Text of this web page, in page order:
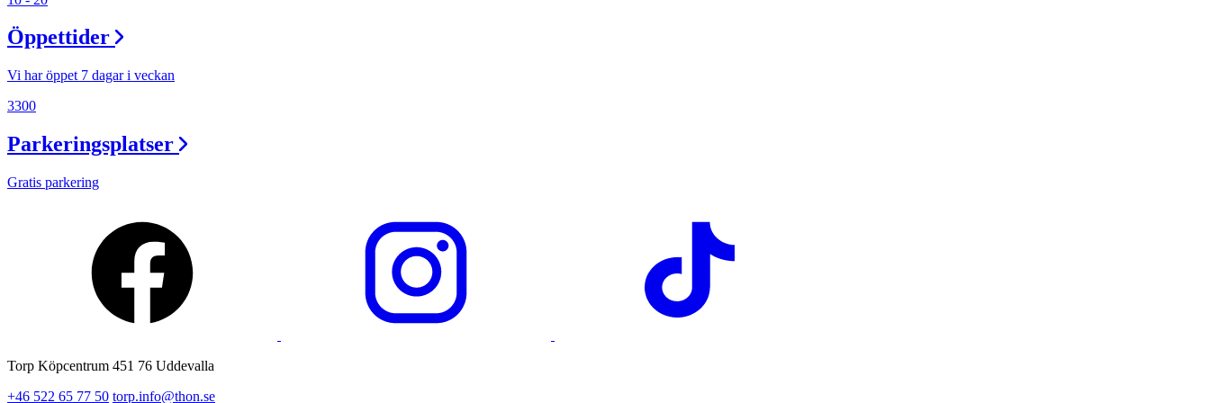
Magasin
Presentkort
Öppettider
Vi har öppet 7 dagar i veckan
3300
Parkeringsplatser
Gratis parkering
Torp Köpcentrum 451 76 Uddevalla
+46 522 65 77 50 torp.info@thon.se